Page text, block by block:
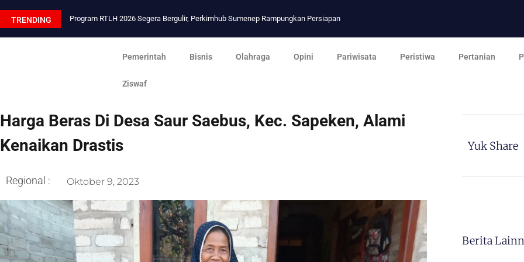
TRENDING Program RTLH 2026 Segera Bergulir, Perkimhub Sumenep Rampungkan Persiapan
Pemerintah Bisnis Olahraga Opini Pariwisata Peristiwa Pertanian
Ziswaf
Harga Beras Di Desa Saur Saebus, Kec. Sapeken, Alami
Kenaikan Drastis
Regional : Oktober 9, 2023
Yuk Share
Berita